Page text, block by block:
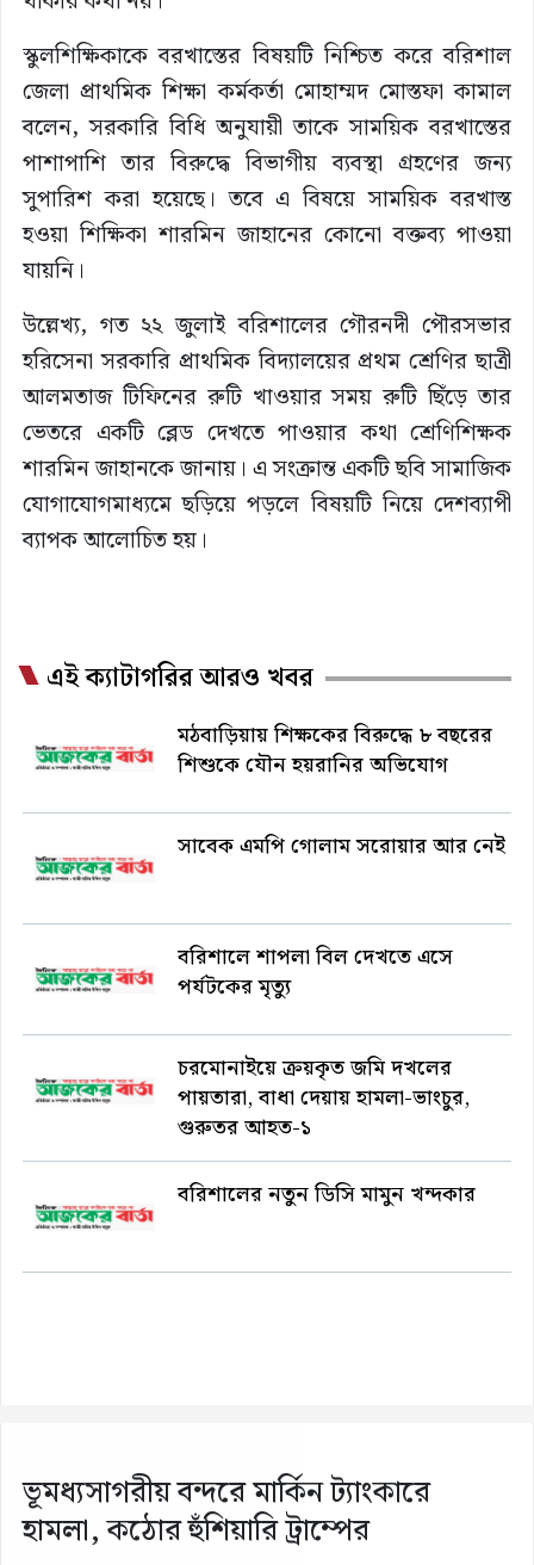
স্কুলশিক্ষিকাকে বরখাস্তের বিষয়টি নিশ্চিত করে বরিশাল
জেলা প্রাথমিক শিক্ষা কর্মকর্তা মোহাম্মদ মোস্তফা কামাল
বলেন, সরকারি বিধি অনুযায়ী তাকে সাময়িক বরখাস্তের
পাশাপাশি তার বিরুদ্ধে বিভাগীয় ব্যবস্থা গ্রহণের জন্য
সুপারিশ করা হয়েছে। তবে এ বিষয়ে সাময়িক বরখাস্ত
হওয়া শিক্ষিকা শারমিন জাহানের কোনো বক্তব্য পাওয়া
যায়নি।
উল্লেখ্য, গত ২২ জুলাই বরিশালের গৌরনদী পৌরসভার
হরিসেনা সরকারি প্রাথমিক বিদ্যালয়ের প্রথম শ্রেণির ছাত্রী
আলমতাজ টিফিনের রুটি খাওয়ার সময় রুটি ছিঁড়ে তার
ভেতরে একটি ব্লেড দেখতে পাওয়ার কথা শ্রেণিশিক্ষক
শারমিন জাহানকে জানায়। এ সংক্রান্ত একটি ছবি সামাজিক
যোগাযোগমাধ্যমে ছড়িয়ে পড়লে বিষয়টি নিয়ে দেশব্যাপী
ব্যাপক আলোচিত হয়।
এই ক্যাটাগরির আরও খবর
মঠবাড়িয়ায় শিক্ষকের বিরুদ্ধে ৮ বছরের
শিশুকে যৌন হয়রানির অভিযোগ
সাবেক এমপি গোলাম সরোয়ার আর নেই
বরিশালে শাপলা বিল দেখতে এসে
পর্যটকের মৃত্যু
চরমোনাইয়ে ক্রয়কৃত জমি দখলের
পায়তারা, বাধা দেয়ায় হামলা-ভাংচুর,
গুরুতর আহত-১
বরিশালের নতুন ডিসি মামুন খন্দকার
ভূমধ্যসাগরীয় বন্দরে মার্কিন ট্যাংকারে
হামলা, কঠোর হুঁশিয়ারি ট্রাম্পের